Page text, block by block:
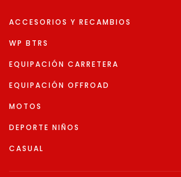
ACCESORIOS Y RECAMBIOS
WP BTRS
EQUIPACIÓN CARRETERA
EQUIPACIÓN OFFROAD
MOTOS
DEPORTE NIÑOS
CASUAL